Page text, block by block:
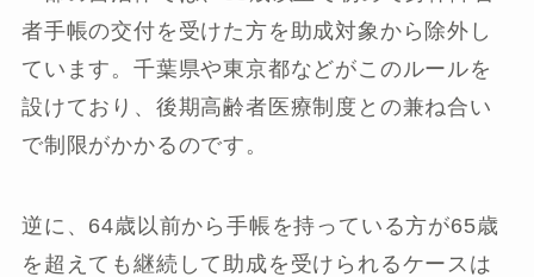
者手帳の交付を受けた方を助成対象から除外し
ています。千葉県や東京都などがこのルールを
設けており、後期高齢者医療制度との兼ね合い
で制限がかかるのです。
逆に、64歳以前から手帳を持っている方が65歳
を超えても継続して助成を受けられるケースは